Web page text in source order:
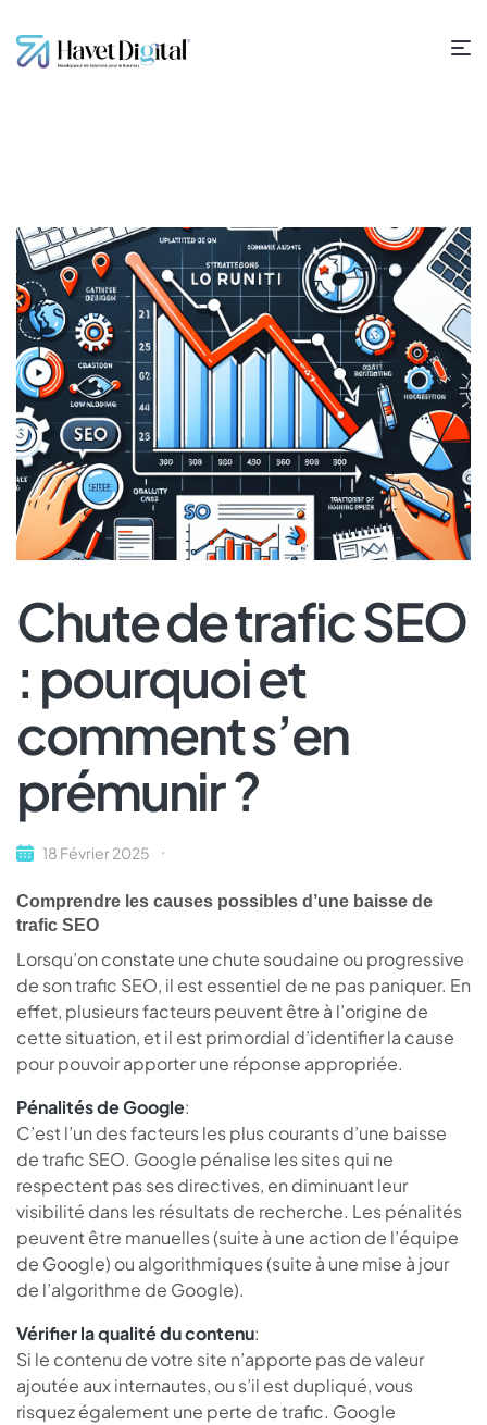
Chute de trafic SEO
: pourquoi et
comment s’en
prémunir ?
18 Février 2025
Comprendre les causes possibles d’une baisse de
trafic SEO
Lorsqu’on constate une chute soudaine ou progressive
de son trafic SEO, il est essentiel de ne pas paniquer. En
effet, plusieurs facteurs peuvent être à l’origine de
cette situation, et il est primordial d’identifier la cause
pour pouvoir apporter une réponse appropriée.
Pénalités de Google:
C’est l’un des facteurs les plus courants d’une baisse
de trafic SEO. Google pénalise les sites qui ne
respectent pas ses directives, en diminuant leur
visibilité dans les résultats de recherche. Les pénalités
peuvent être manuelles (suite à une action de l’équipe
de Google) ou algorithmiques (suite à une mise à jour
de l’algorithme de Google).
Vérifier la qualité du contenu:
Si le contenu de votre site n’apporte pas de valeur
ajoutée aux internautes, ou s’il est dupliqué, vous
risquez également une perte de trafic. Google